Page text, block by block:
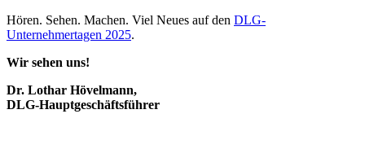
Hören. Sehen. Machen. Viel Neues auf den DLG-
Unternehmertagen 2025.
Wir sehen uns!
Dr. Lothar Hövelmann,
DLG-Hauptgeschäftsführer